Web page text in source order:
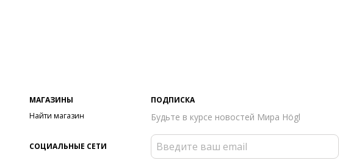
МАГАЗИНЫ
Найти магазин
СОЦИАЛЬНЫЕ СЕТИ
ПОДПИСКА
Будьте в курсе новостей Мира Högl